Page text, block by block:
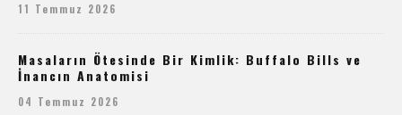
11 Temmuz 2026
Masaların Ötesinde Bir Kimlik: Buffalo Bills ve
İnancın Anatomisi
04 Temmuz 2026